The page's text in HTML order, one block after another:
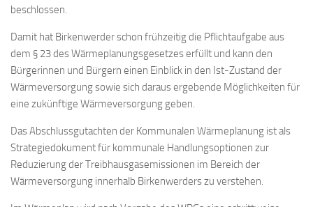
beschlossen.
Damit hat Birkenwerder schon frühzeitig die Pflichtaufgabe aus
dem § 23 des Wärmeplanungsgesetzes erfüllt und kann den
Bürgerinnen und Bürgern einen Einblick in den Ist-Zustand der
Wärmeversorgung sowie sich daraus ergebende Möglichkeiten für
eine zukünftige Wärmeversorgung geben.
Das Abschlussgutachten der Kommunalen Wärmeplanung ist als
Strategiedokument für kommunale Handlungsoptionen zur
Reduzierung der Treibhausgasemissionen im Bereich der
Wärmeversorgung innerhalb Birkenwerders zu verstehen.